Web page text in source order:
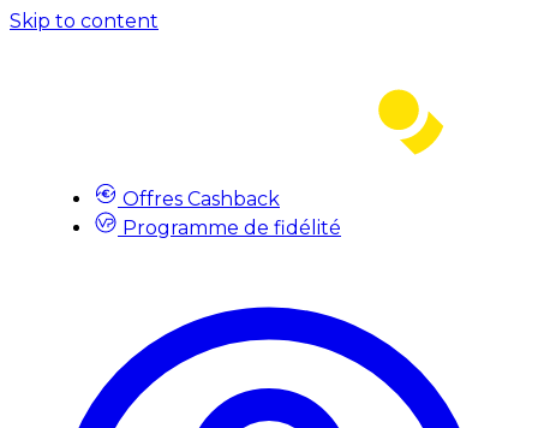
Skip to content
Offres Cashback
Programme de fidélité